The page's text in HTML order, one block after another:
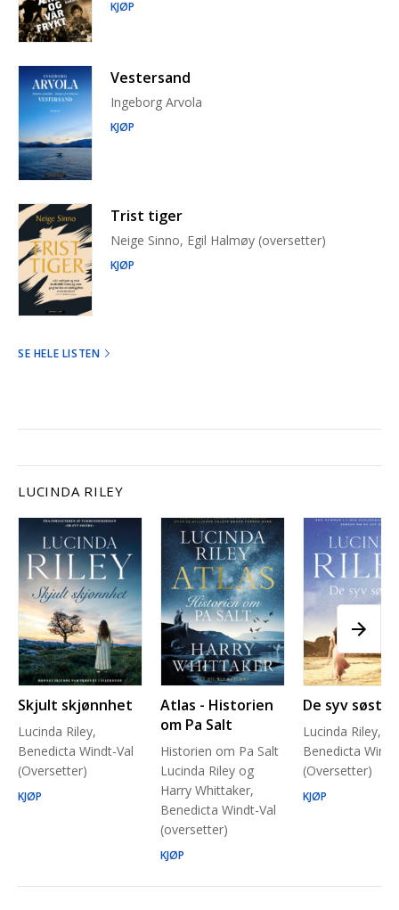
KJØP
Vestersand
Ingeborg Arvola
KJØP
Trist tiger
Neige Sinno, Egil Halmøy (oversetter)
KJØP
SE HELE LISTEN
LUCINDA RILEY
Skjult skjønnhet
Lucinda Riley,
Benedicta Windt-Val
(Oversetter)
KJØP
Atlas - Historien
om Pa Salt
Historien om Pa Salt
Lucinda Riley og
Harry Whittaker,
Benedicta Windt-Val
(oversetter)
KJØP
De syv søstre
Lucinda Riley,
Benedicta
(Oversetter)
KJØP